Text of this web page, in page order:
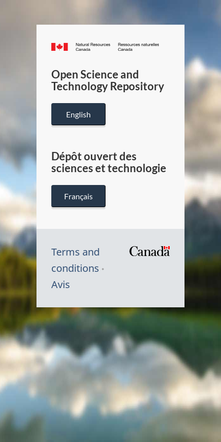
Canada.ca
/
Canada
Open Science and
Technology Repository
English
Dépôt ouvert des
sciences et technologie
Français
Terms and
conditions
Avis
Symbole
du